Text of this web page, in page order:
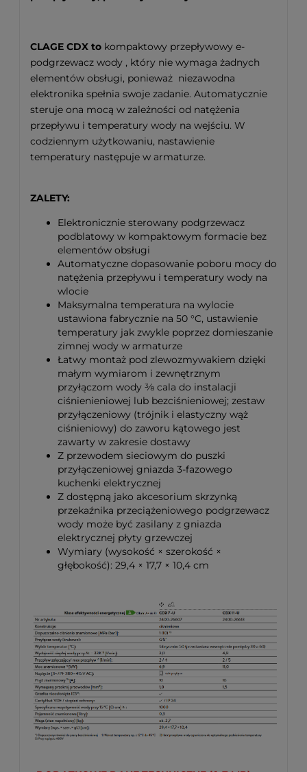
CLAGE CDX to kompaktowy przepływowy e-
podgrzewacz wody , który nie wymaga żadnych
elementów obsługi, ponieważ niezawodna
elektronika spełnia swoje zadanie. Automatycznie
steruje ona mocą w zależności od natężenia
przepływu i temperatury wody na wejściu. W
codziennym użytkowaniu, nastawienie
temperatury następuje w armaturze.
ZALETY:
Elektronicznie sterowany podgrzewacz
podblatowy w kompaktowym formacie bez
elementów obsługi
Automatyczne dopasowanie poboru mocy do
natężenia przepływu i temperatury wody na
wlocie
Maksymalna temperatura na wylocie
ustawiona fabrycznie na 50 °C, ustawienie
temperatury jak zwykle poprzez domieszanie
zimnej wody w armaturze
Łatwy montaż pod zlewozmywakiem dzięki
małym wymiarom i zewnętrznym
przyłączom wody ⅜ cala do instalacji
ciśnienieniowej lub bezciśnieniowej; zestaw
przyłączeniowy (trójnik i elastyczny wąż
ciśnieniowy) do zaworu kątowego jest
zawarty w zakresie dostawy
Z przewodem sieciowym do puszki
przyłączeniowej gniazda 3-fazowego
kuchenki elektrycznej
Z dostępną jako akcesorium skrzynką
przekaźnika przeciążeniowego podgrzewacz
wody może być zasilany z gniazda
elektrycznej płyty grzewczej
Wymiary (wysokość × szerokość ×
głębokość): 29,4 × 17,7 × 10,4 cm